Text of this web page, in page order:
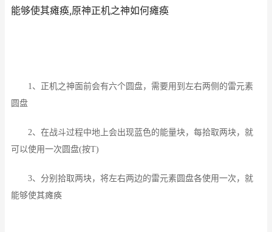
能够使其瘫痪,原神正机之神如何瘫痪
1、正机之神面前会有六个圆盘，需要用到左右两侧的雷元素
圆盘
2、在战斗过程中地上会出现蓝色的能量块，每拾取两块，就
可以使用一次圆盘(按T)
3、分别拾取两块，将左右两边的雷元素圆盘各使用一次，就
能够使其瘫痪